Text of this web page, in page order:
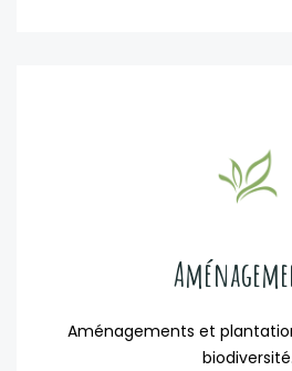
Aménagements et
biodiversité.